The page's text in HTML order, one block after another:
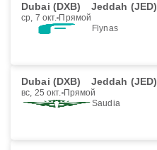
Dubai (DXB) Jeddah (JED)
ср, 7 окт. Прямой
Flynas
Dubai (DXB) Jeddah (JED)
вс, 25 окт. Прямой
Saudia